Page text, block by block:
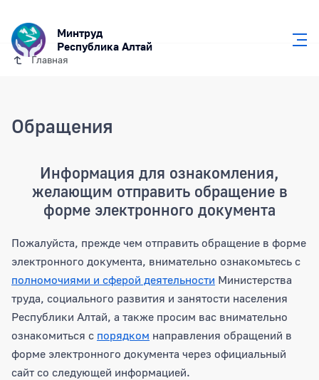
Минтруд
Республика Алтай
Главная
Обращения
Информация для ознакомления,
желающим отправить обращение в
форме электронного документа
Пожалуйста, прежде чем отправить обращение в форме
электронного документа, внимательно ознакомьтесь с
полномочиями и сферой деятельности Министерства
труда, социального развития и занятости населения
Республики Алтай, а также просим вас внимательно
ознакомиться с порядком направления обращений в
форме электронного документа через официальный
сайт со следующей информацией.